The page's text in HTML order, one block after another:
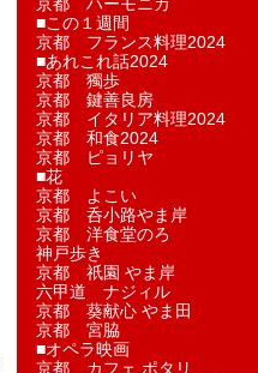
京都 ハーモニカ
■この１週間
京都 フランス料理2024
■あれこれ話2024
京都 獨歩
京都 鍵善良房
京都 イタリア料理2024
京都 和食2024
京都 ピョリヤ
■花
京都 よこい
京都 呑小路やま岸
京都 洋食堂のろ
神戸歩き
京都 祇園 やま岸
六甲道 ナジィル
京都 葵献心 やま田
京都 宮脇
■オペラ映画
京都 カフェ ポタリ